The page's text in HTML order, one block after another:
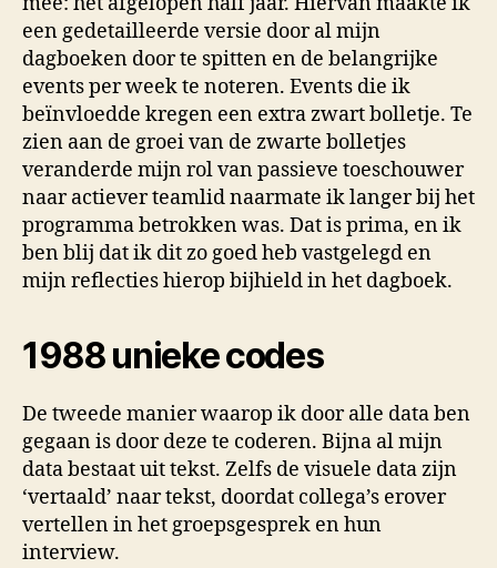
een gedetailleerde versie door al mijn
dagboeken door te spitten en de belangrijke
events per week te noteren. Events die ik
beïnvloedde kregen een extra zwart bolletje. Te
zien aan de groei van de zwarte bolletjes
veranderde mijn rol van passieve toeschouwer
naar actiever teamlid naarmate ik langer bij het
programma betrokken was. Dat is prima, en ik
ben blij dat ik dit zo goed heb vastgelegd en
mijn reflecties hierop bijhield in het dagboek.
1988 unieke codes
De tweede manier waarop ik door alle data ben
gegaan is door deze te coderen. Bijna al mijn
data bestaat uit tekst. Zelfs de visuele data zijn
‘vertaald’ naar tekst, doordat collega’s erover
vertellen in het groepsgesprek en hun
interview.